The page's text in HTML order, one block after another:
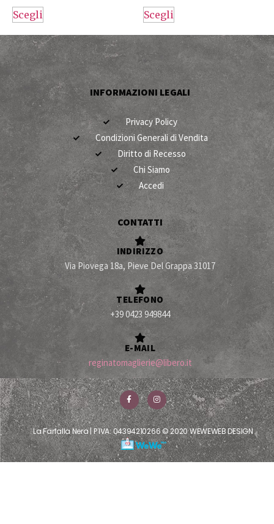
Scegli Scegli
INFORMAZIONI LEGALI
Privacy Policy
Condizioni Generali di Vendita
Diritto di Recesso
Chi Siamo
Accedi
CONTATTI
INDIRIZZO
Via Piovega 18a, Pieve Del Grappa 31017
TELEFONO
+39 0423 949844
E-MAIL
reginatomaglierie@libero.it
La Farfalla Nera | P IVA: 04394210266 © 2020 WEWEWEB DESIGN